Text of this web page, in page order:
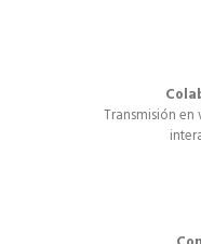
Transmisión